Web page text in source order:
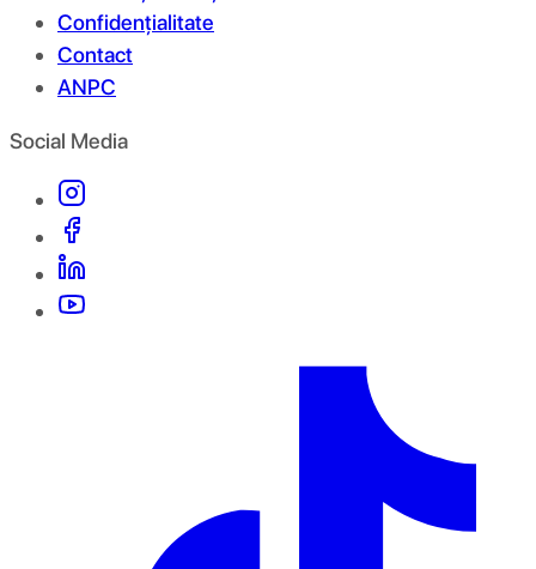
Confidențialitate
Contact
ANPC
Social Media